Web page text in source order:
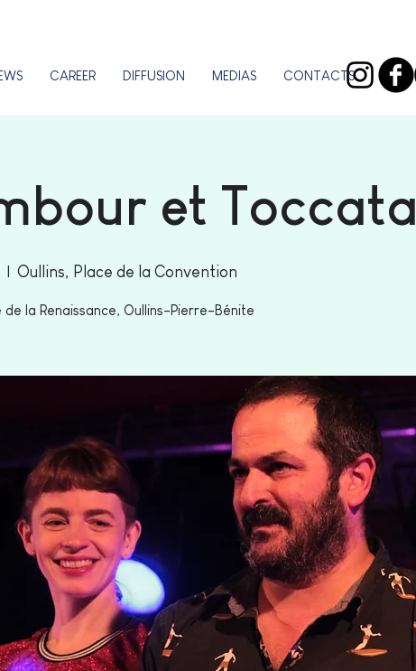
CAREER DIFFUSION MEDIAS CONTACTS
et Toccata
Oullins, Place de la Convention
la Renaissance, Oullins-Pierre-Bénite